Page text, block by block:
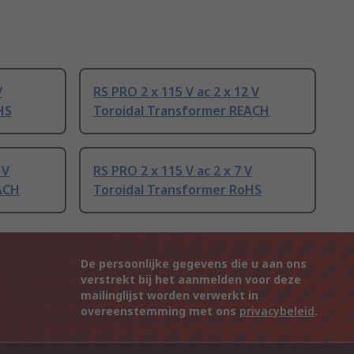
RS PRO 2 x 115 V ac 2 x 12 V
Toroidal Transformer REACH
RS PRO 2 x 115 V ac 2 x 7 V
Toroidal Transformer RoHS
De persoonlijke gegevens die u aan ons
verstrekt bij het aanmelden voor deze
mailinglijst worden verwerkt in
overeenstemming met ons privacybeleid.